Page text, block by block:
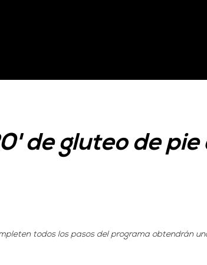
de gluteo de pie
todos los pasos del programa obtendrán